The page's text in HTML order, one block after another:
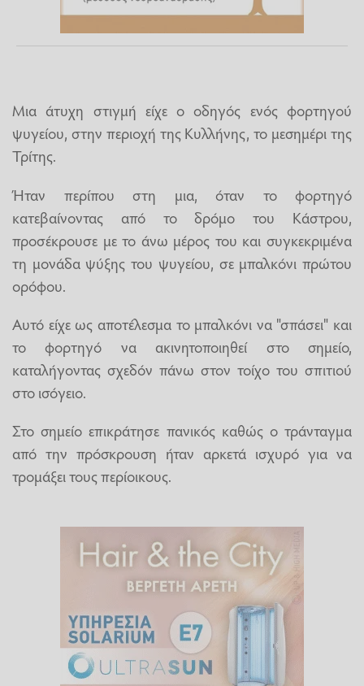
Μια άτυχη στιγμή είχε ο οδηγός ενός φορτηγού
ψυγείου, στην περιοχή της Κυλλήνης, το μεσημέρι της
Τρίτης.
Ήταν περίπου στη μια, όταν το φορτηγό
κατεβαίνοντας από το δρόμο του Κάστρου,
προσέκρουσε με το άνω μέρος του και συγκεκριμένα
τη μονάδα ψύξης του ψυγείου, σε μπαλκόνι πρώτου
ορόφου.
Αυτό είχε ως αποτέλεσμα το μπαλκόνι να "σπάσει" και
το φορτηγό να ακινητοποιηθεί στο σημείο,
καταλήγοντας σχεδόν πάνω στον τοίχο του σπιτιού
στο ισόγειο.
Στο σημείο επικράτησε πανικός καθώς ο τράνταγμα
από την πρόσκρουση ήταν αρκετά ισχυρό για να
τρομάξει τους περίοικους.